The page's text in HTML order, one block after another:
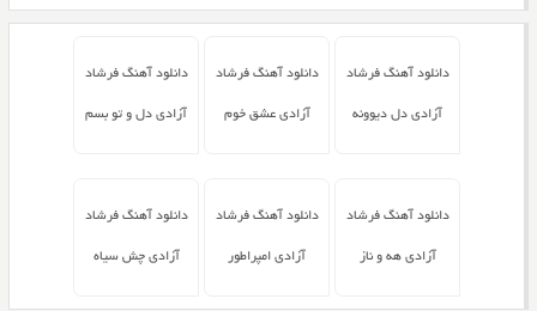
دانلود آهنگ فرشاد
آزادی دل دیوونه
دانلود آهنگ فرشاد
آزادی عشق خوم
دانلود آهنگ فرشاد
آزادی دل و تو بسم
دانلود آهنگ فرشاد
آزادی هه و ناز
دانلود آهنگ فرشاد
آزادی امپراطور
دانلود آهنگ فرشاد
آزادی چش سیاه